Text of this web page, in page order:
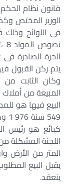
قانون نظام
الوزير المختص
فى اللوائح وذلك
يتم ركن القبول
وكان الثابت
المبيعة من
البيع فيها هو
كبائع هو رئيس
اللجنة المشكلة
المتر من الأرض
يقبل البيع
ينعقد.